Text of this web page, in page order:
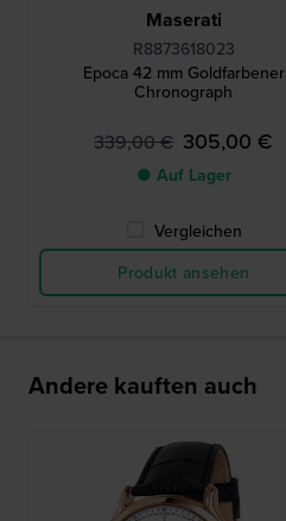
Maserati
R8873618023
Epoca 42 mm Goldfarbener
Chronograph
339,00 € 305,00 €
● Auf Lager
Vergleichen
Produkt ansehen
Andere kauften auch